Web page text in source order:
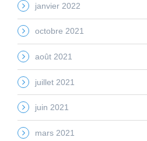
janvier 2022
octobre 2021
août 2021
juillet 2021
juin 2021
mars 2021